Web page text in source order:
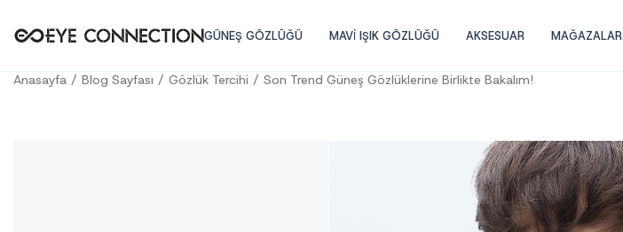
GÜNEŞ GÖZLÜĞÜ MAVİ IŞIK GÖZLÜĞÜ AKSESUAR MAĞAZALAR
Anasayfa Blog Sayfası Gözlük Tercihi Son Trend Güneş Gözlüklerine Birlikte Bakalım!